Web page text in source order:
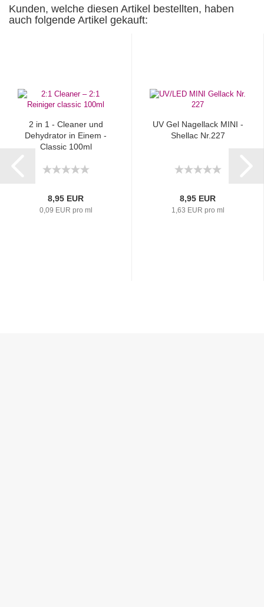
Kunden, welche diesen Artikel bestellten, haben
auch folgende Artikel gekauft:
2 in 1 - Cleaner und
Dehydrator in Einem -
Classic 100ml
8,95 EUR
0,09 EUR pro ml
UV Gel Nagellack MINI -
Shellac Nr.227
8,95 EUR
1,63 EUR pro ml